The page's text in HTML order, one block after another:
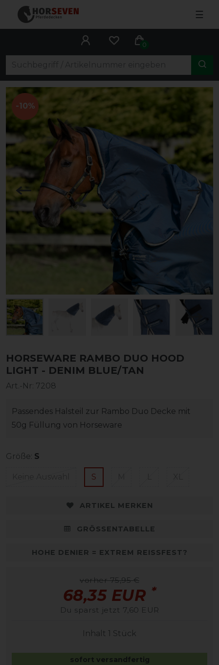
☰
0
-10%
HORSEWARE RAMBO DUO HOOD
LIGHT - DENIM BLUE/TAN
Art.-Nr: 7208
Passendes Halsteil zur Rambo Duo Decke mit
50g Füllung von Horseware
Größe: S
S
ARTIKEL MERKEN
GRÖSSENTABELLE
HOHE DENIER = EXTREM REISSFEST?
vorher 75,95 €
68,35 EUR *
Du sparst jetzt 7,60 EUR
Inhalt 1 Stück
sofort versandfertig